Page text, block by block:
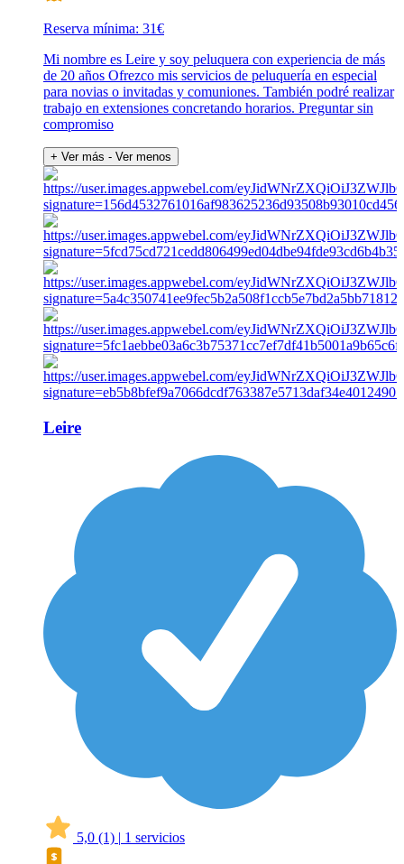
Reserva mínima: 31€
Mi nombre es Leire y soy peluquera con experiencia de más
de 20 años Ofrezco mis servicios de peluquería en especial
para novias o invitadas y comuniones. También podré realizar
trabajo en extensiones concretando horarios. Preguntar sin
compromiso
+ Ver más - Ver menos
Leire
5,0 (1) | 1 servicios